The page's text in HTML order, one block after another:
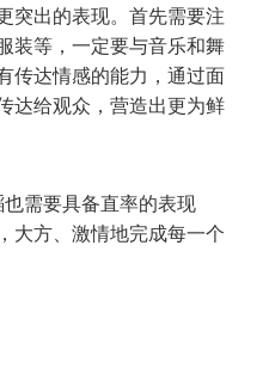
突出的表现。首先需要注
装等，一定要与音乐和舞
传达情感的能力，通过面
达给观众，营造出更为鲜
需要具备直率的表现
大方、激情地完成每一个